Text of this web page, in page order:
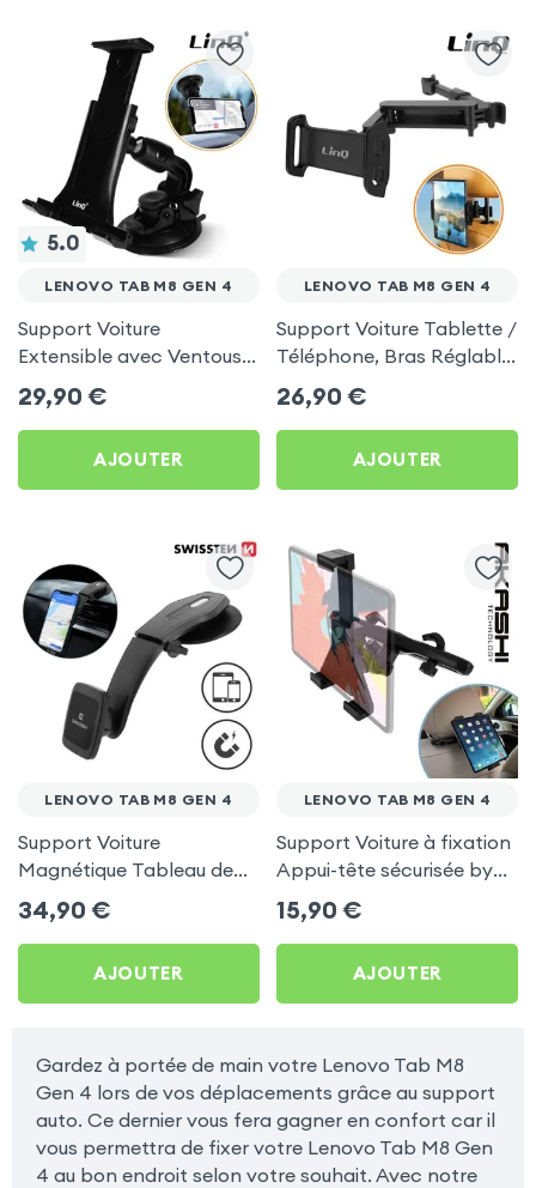
5.0
LENOVO TAB M8 GEN 4
Support Voiture
Extensible avec Ventouse
et Bras Réglable - Linq
pour Lenovo Tab M8 Gen
4
29,90 €
AJOUTER
LENOVO TAB M8 GEN 4
Support Voiture Tablette /
Téléphone, Bras Réglable,
Fixation Appui-tête, Linq -
Noir pour Lenovo Tab M8
Gen 4
26,90 €
AJOUTER
LENOVO TAB M8 GEN 4
Support Voiture
Magnétique Tableau de
Bord Swissten - Noir pour
Lenovo Tab M8 Gen 4
34,90 €
AJOUTER
LENOVO TAB M8 GEN 4
Support Voiture à fixation
Appui-tête sécurisée by
Akashi - Noir pour Lenovo
Tab M8 Gen 4
15,90 €
AJOUTER
Gardez à portée de main votre Lenovo Tab M8
Gen 4 lors de vos déplacements grâce au support
auto. Ce dernier vous fera gagner en confort car il
vous permettra de fixer votre Lenovo Tab M8 Gen
4 au bon endroit selon votre souhait. Avec notre